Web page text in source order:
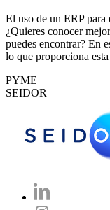
El uso de un ERP para
¿Quieres conocer
puedes encontrar? En
lo que proporciona
PYME
SEIDOR